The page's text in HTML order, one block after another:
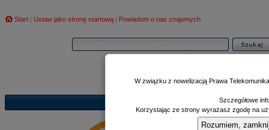
Start | Ustaw jako stronę startową | Powiadom o nas znajomych
Poczekalnia|
W związku z nowelizacją Prawa
Szczegółowe
Korzystając ze strony wyrażasz zgodę na
Rozumiem,